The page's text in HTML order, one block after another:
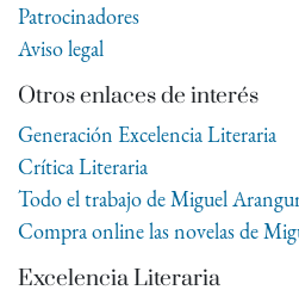
Patrocinadores
Aviso legal
Otros enlaces de interés
Generación Excelencia Literaria
Crítica Literaria
Todo el trabajo de Miguel
Compra online las novelas de
Excelencia Literaria